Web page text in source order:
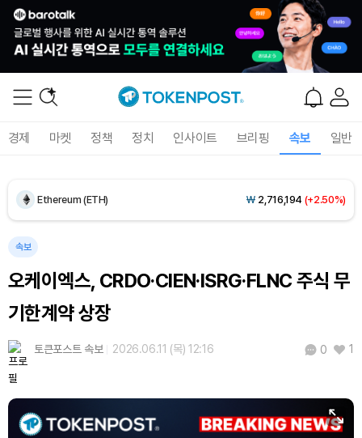
경제 마켓 정책 정치 인사이트 브리핑 속보 일반
Ethereum (ETH) ₩ 2,716,194 (+2.50%)
BNB (BNB) ₩ 846,743(-0.52%)
USDC (USDC)
Solana (SOL) ₩105,250(+0.44%)
속보
오케이엑스, CRDO·CIEN·ISRG·FLNC 주식 무
기한계약 상장
토큰포스트 속보 2026.06.11 (목) 12:16 0 1